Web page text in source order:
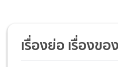
เรื่องย่อ เรื่องขอ